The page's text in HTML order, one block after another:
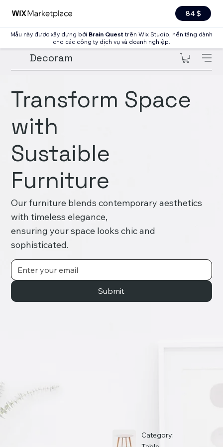
84 $
Mẫu này được xây dựng bởi Brain Quest trên Wix Studio, nền tảng dành
cho các công ty dịch vụ và doanh nghiệp.